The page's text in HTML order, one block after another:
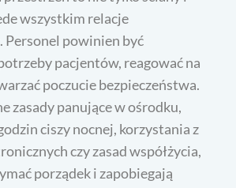
wszystkim relacje
Personel powinien być
pacjentów, reagować na
poczucie bezpieczeństwa.
zasady panujące w ośrodku,
ciszy nocnej, korzystania z
czy zasad współżycia,
porządek i zapobiegają